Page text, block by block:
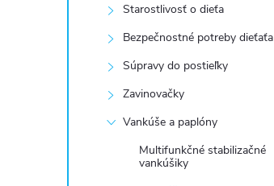
Starostlivosť o dieťa
Bezpečnostné potreby dieťaťa
Súpravy do postieľky
Zavinovačky
Vankúše a paplóny
Multifunkčné stabilizačné
vankúšiky